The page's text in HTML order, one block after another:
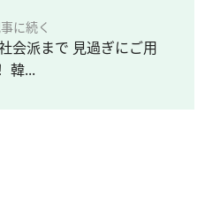
に続く
会派まで 見過ぎにご用
韓...